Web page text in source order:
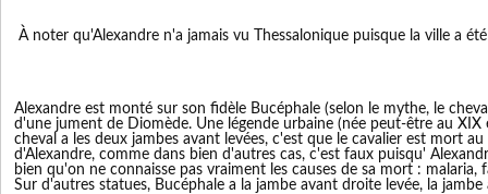
À noter qu'Alexandre n'a jamais vu Thessalonique puisque la ville a
Alexandre est monté sur son fidèle Bucéphale (selon le mythe, le
d'une jument de Diomède. Une légende urbaine (née peut-être au XIX
cheval a les deux jambes avant levées, c'est que le cavalier est mort
d'Alexandre, comme dans bien d'autres cas, c'est faux puisqu'
bien qu'on ne connaisse pas vraiment les causes de sa mort : malaria,
Sur d'autres statues, Bucéphale a la jambe avant droite levée, la jambe